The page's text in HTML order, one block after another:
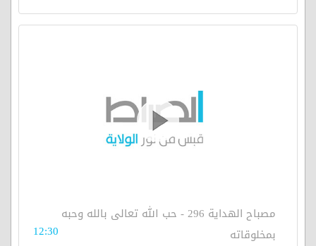
مصباح الهداية 296 - حب الله تعالى بالله وحبه
بمخلوقاته
12:30